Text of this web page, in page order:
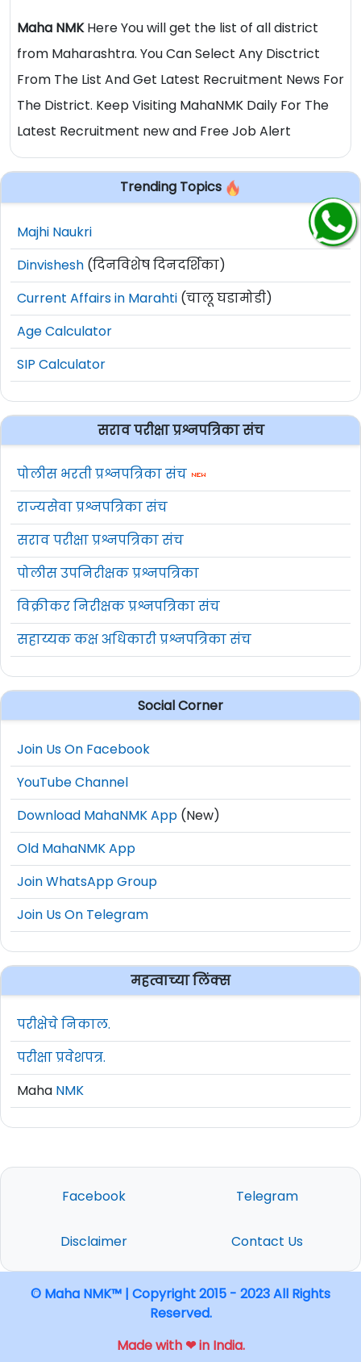
Maha NMKHere You will get the list of all district
from Maharashtra. You Can Select Any Disctrict
From The List And Get Latest Recruitment News For
The District. Keep Visiting MahaNMK Daily For The
Latest Recruitment new and Free Job Alert
Trending Topics
Majhi Naukri
Dinvishesh (दिनविशेष दिनदर्शिका)
Current Affairs in Marahti (चालू घडामोडी)
Age Calculator
SIP Calculator
सराव परीक्षा प्रश्नपत्रिका संच
पोलीस भरती प्रश्नपत्रिका संच
राज्यसेवा प्रश्नपत्रिका संच
सराव परीक्षा प्रश्नपत्रिका संच
पोलीस उपनिरीक्षक प्रश्नपत्रिका
विक्रीकर निरीक्षक प्रश्नपत्रिका संच
सहाय्यक कक्ष अधिकारी प्रश्नपत्रिका संच
Social Corner
Join Us On Facebook
YouTube Channel
Download MahaNMK App (New)
Old MahaNMK App
Join WhatsApp Group
Join Us On Telegram
महत्वाच्या लिंक्स
परीक्षेचे निकाल.
परीक्षा प्रवेशपत्र.
Maha NMK
Facebook Telegram
Disclaimer Contact Us
© Maha NMK™ | Copyright 2015 - 2023 All Rights
Reserved.
Made with ❤ in India.